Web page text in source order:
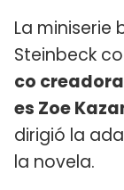
La miniserie
Steinbeck
co
es Zoe
dirigió la
la novela.